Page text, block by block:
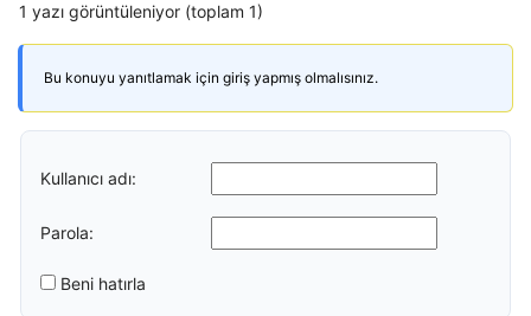
1 yazı görüntüleniyor (toplam 1)
Bu konuyu yanıtlamak için giriş yapmış olmalısınız.
Kullanıcı adı:
Parola:
Beni hatırla